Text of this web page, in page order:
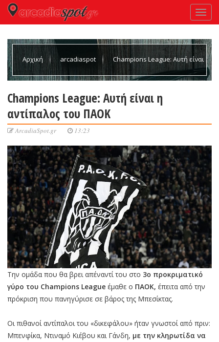
Αρχική arcadiaspot Champions League: Αυτή είναι
Champions League: Αυτή είναι η
αντίπαλος του ΠΑΟΚ
ArcadiaSpot.gr 13:23
Την ομάδα που θα βρει απέναντί του στο 3ο προκριματικό
γύρο του Champions League έμαθε ο ΠΑΟΚ, έπειτα από την
πρόκριση που πανηγύρισε σε βάρος της Μπεσίκτας.
Οι πιθανοί αντίπαλοι του «δικεφάλου» ήταν γνωστοί από πριν:
Μπενφίκα, Ντιναμό Κιέβου και Γάνδη, με την κληρωτίδα να